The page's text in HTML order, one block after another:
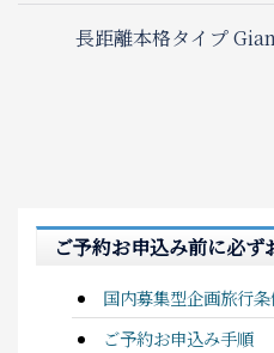
長距離本格タイプ
ご予約お申込み前に必ず
国内募集型企画旅行
ご予約お申込み手順